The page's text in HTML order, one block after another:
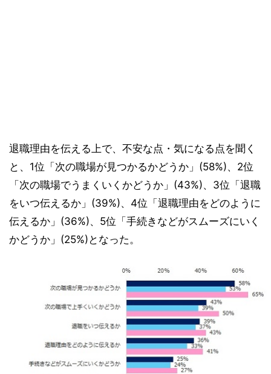
退職理由を伝える上で、不安な点・気になる点を聞く
と、1位「次の職場が見つかるかどうか」(58%)、2位
「次の職場でうまくいくかどうか」(43%)、3位「退職
をいつ伝えるか」(39%)、4位「退職理由をどのように
伝えるか」(36%)、5位「手続きなどがスムーズにいく
かどうか」(25%)となった。